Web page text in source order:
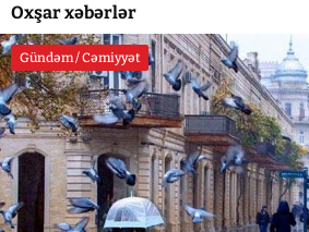
Oxşar xəbərlər
Gündəm / Cəmiyyət